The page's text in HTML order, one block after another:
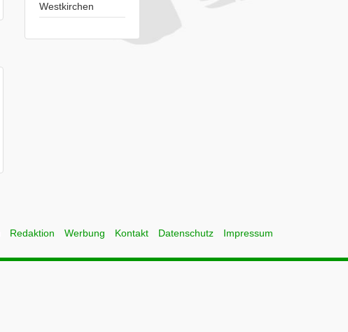
Westkirchen
Redaktion Werbung Kontakt Datenschutz Impressum